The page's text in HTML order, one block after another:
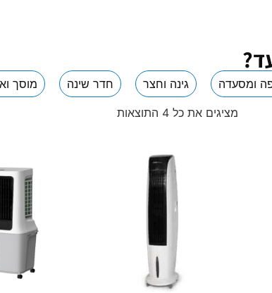
ומסעדה גינה וחצר חדר שינה מוסך
מציגים את כל ⁦4⁩ התוצאות